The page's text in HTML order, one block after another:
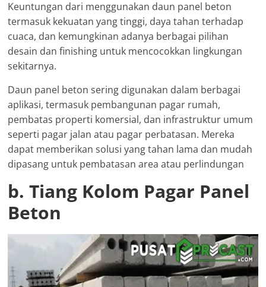
Keuntungan dari menggunakan daun panel beton
termasuk kekuatan yang tinggi, daya tahan terhadap
cuaca, dan kemungkinan adanya berbagai pilihan
desain dan finishing untuk mencocokkan lingkungan
sekitarnya.
Daun panel beton sering digunakan dalam berbagai
aplikasi, termasuk pembangunan pagar rumah,
pembatas properti komersial, dan infrastruktur umum
seperti pagar jalan atau pagar perbatasan. Mereka
dapat memberikan solusi yang tahan lama dan mudah
dipasang untuk pembatasan area atau perlindungan
b. Tiang Kolom Pagar Panel
Beton